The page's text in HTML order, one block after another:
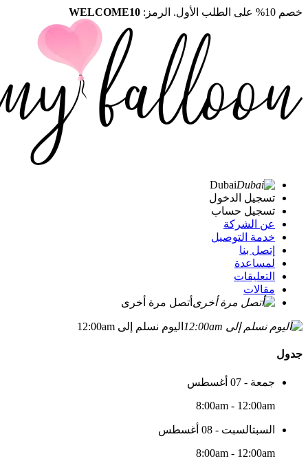
خصم 10% على الطلب الأول. الرمز: WELCOME10
Dubai
تسجيل الدخول
تسجيل حساب
عن الشركة
خدمة التوصيل
إتصل بنا
لمساعدة
التعليقات
مقالات
أتصل مرة أخرى
اليوم نسلم إلى 12:00am
جدول
جمعة - 07 أغسطس
8:00am - 12:00am
السبتالسبت - 08 أغسطس
8:00am - 12:00am